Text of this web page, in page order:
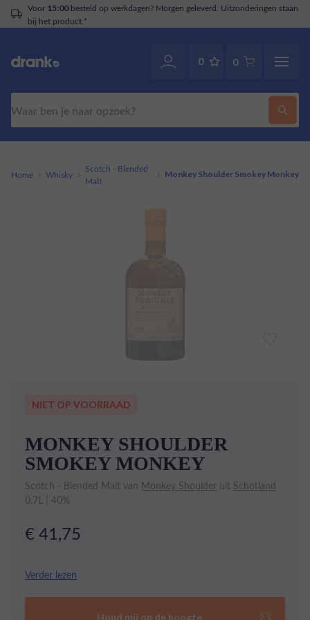
Voor 15:00besteld op werkdagen? Morgen geleverd. Uitzonderingen staan
bij het product.*
0 0
Home Whisky
Scotch - Blended
Malt
Monkey Shoulder Smokey Monkey
NIET OP VOORRAAD
MONKEY SHOULDER
SMOKEY MONKEY
Scotch - Blended Malt van Monkey Shoulder uit Schotland
0,7L | 40%
€ 41,75
Welkom in de wilde wereld van Monkey Shoulder
Verder lezen
Houd mij op de hoogte